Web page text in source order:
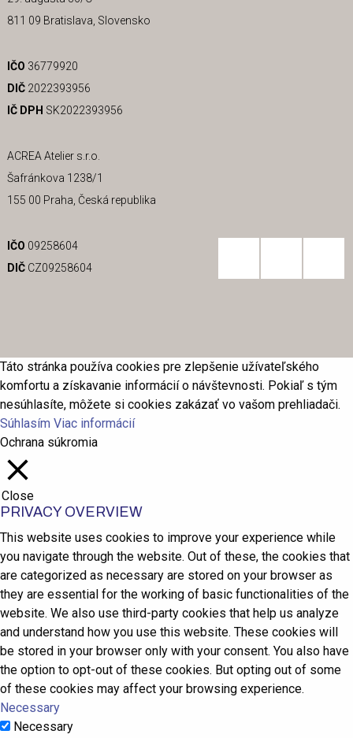
811 09 Bratislava, Slovensko
IČO 36779920
DIČ2022393956
IČ DPH SK2022393956
ACREA Atelier s.r.o.
Šafránkova 1238/1
155 00 Praha, Česká republika
IČO 09258604
DIČCZ09258604
Táto stránka používa cookies pre zlepšenie užívateľského
komfortu a získavanie informácií o návštevnosti. Pokiaľ s tým
nesúhlasíte, môžete si cookies zakázať vo vašom prehliadači.
Súhlasím Viac informácií
Ochrana súkromia
Close
PRIVACY OVERVIEW
This website uses cookies to improve your experience while
you navigate through the website. Out of these, the cookies that
are categorized as necessary are stored on your browser as
they are essential for the working of basic functionalities of the
website. We also use third-party cookies that help us analyze
and understand how you use this website. These cookies will
be stored in your browser only with your consent. You also have
the option to opt-out of these cookies. But opting out of some
of these cookies may affect your browsing experience.
Necessary
Necessary